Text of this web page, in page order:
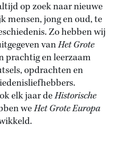
op zoek naar nieuwe
mensen, jong en oud, te
Zo hebben wij
vanHet Grote
prachtig en leerzaam
opdrachten en
elk jaar deHistorische
weHet Grote Europa